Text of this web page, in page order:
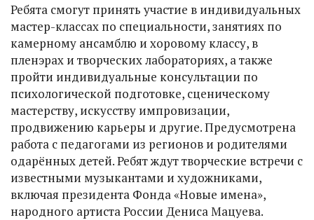
Ребята смогут принять участие в индивидуальных
мастер-классах по специальности, занятиях по
камерному ансамблю и хоровому классу, в
пленэрах и творческих лабораториях, а также
пройти индивидуальные консультации по
психологической подготовке, сценическому
мастерству, искусству импровизации,
продвижению карьеры и другие. Предусмотрена
работа с педагогами из регионов и родителями
одарённых детей. Ребят ждут творческие встречи с
известными музыкантами и художниками,
включая президента Фонда «Новые имена»,
народного артиста России Дениса Мацуева.